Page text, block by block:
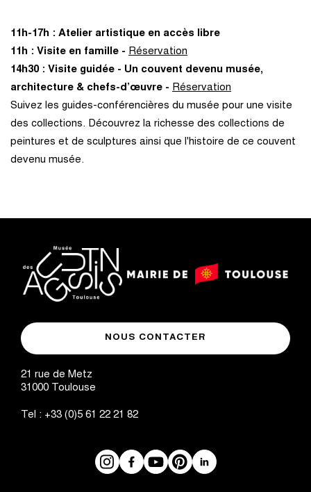
11h-17h : Atelier artistique en accès libre
11h : Visite en famille - Réservation
14h30 : Visite guidée - Un couvent devenu musée,
architecture & chefs-d’œuvre - Réservation
Suivez les guides-conférencières du musée pour une visite
des collections. Découvrez la richesse des collections de
peintures et de sculptures ainsi que l'histoire de ce couvent
devenu musée.
musée
des
de
NOUS CONTACTER
21 rue de Metz
31000 Toulouse
Tel : +33 (0)5 61 22 21 82
Réseaux
InstagramFacebookYouTubePinterestLinkedIn